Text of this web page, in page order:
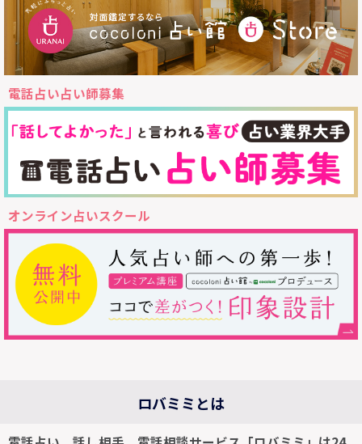
電話占い占い師募集
オンライン占いスクール
ロバミミとは